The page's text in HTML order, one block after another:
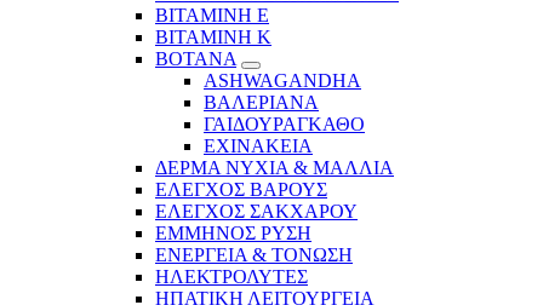
ΒΙΤΑΜΙΝΗ Ε
ΒΙΤΑΜΙΝΗ Κ
ΒΟΤΑΝΑ
ASHWAGANDHA
ΒΑΛΕΡΙΑΝΑ
ΓΑΙΔΟΥΡΑΓΚΑΘΟ
ΕΧΙΝΑΚΕΙΑ
ΔΕΡΜΑ ΝΥΧΙΑ & ΜΑΛΛΙΑ
ΕΛΕΓΧΟΣ ΒΑΡΟΥΣ
ΕΛΕΓΧΟΣ ΣΑΚΧΑΡΟΥ
ΕΜΜΗΝΟΣ ΡΥΣΗ
ΕΝΕΡΓΕΙΑ & ΤΟΝΩΣΗ
ΗΛΕΚΤΡΟΛΥΤΕΣ
ΗΠΑΤΙΚΗ ΛΕΙΤΟΥΡΓΕΙΑ